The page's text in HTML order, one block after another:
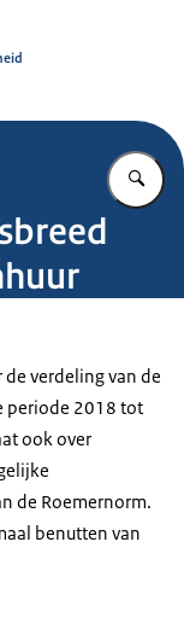
de verdeling van de
periode 2018 tot
ook over
de Roemernorm.
benutten van